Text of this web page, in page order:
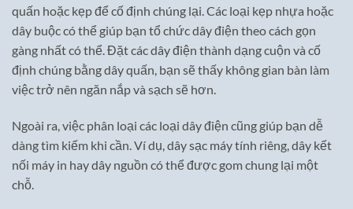
quấn hoặc kẹp để cố định chúng lại. Các loại kẹp nhựa hoặc
dây buộc có thể giúp bạn tổ chức dây điện theo cách gọn
gàng nhất có thể. Đặt các dây điện thành dạng cuộn và cố
định chúng bằng dây quấn, bạn sẽ thấy không gian bàn làm
việc trở nên ngăn nắp và sạch sẽ hơn.
Ngoài ra, việc phân loại các loại dây điện cũng giúp bạn dễ
dàng tìm kiếm khi cần. Ví dụ, dây sạc máy tính riêng, dây kết
nối máy in hay dây nguồn có thể được gom chung lại một
chỗ.